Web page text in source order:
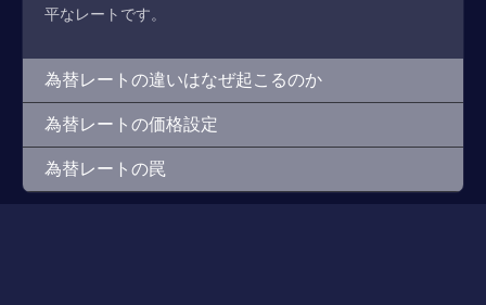
平なレートです。
為替レートの違いはなぜ起こるのか
為替レートの価格設定
為替レートの罠